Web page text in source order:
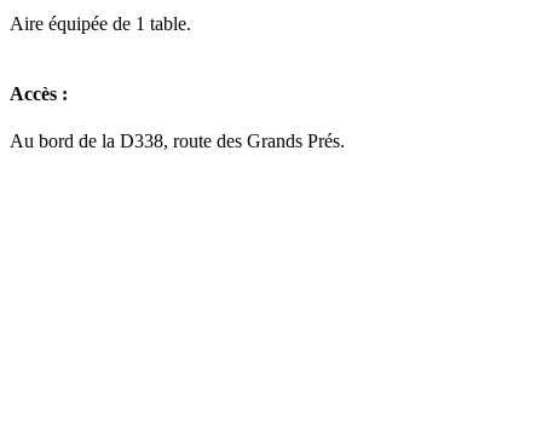
Aire équipée de 1 table.
Accès :
Au bord de la D338, route des Grands Prés.